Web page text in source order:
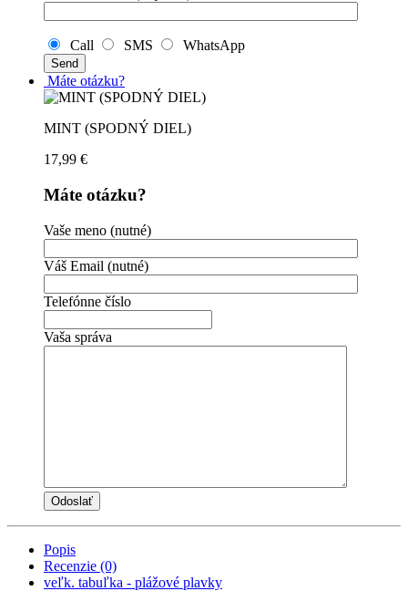
Call SMS WhatsApp
Máte otázku?
MINT (SPODNÝ DIEL)
17,99 €
Máte otázku?
Vaše meno (nutné)
Váš Email (nutné)
Telefónne číslo
Vaša správa
Popis
Recenzie (0)
veľk. tabuľka - plážové plavky